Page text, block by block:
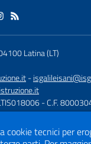
Latina (LT)
-
- C.F.
- Codice
https://
cookie tecnici per